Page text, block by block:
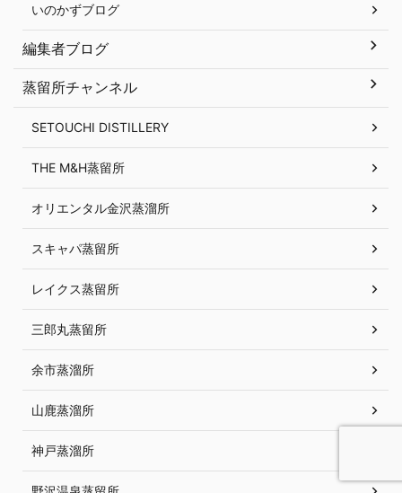
いのかずブログ
編集者ブログ
蒸留所チャンネル
SETOUCHI DISTILLERY
THE M&H蒸留所
オリエンタル金沢蒸溜所
スキャパ蒸留所
レイクス蒸留所
三郎丸蒸留所
余市蒸溜所
山鹿蒸溜所
神戸蒸溜所